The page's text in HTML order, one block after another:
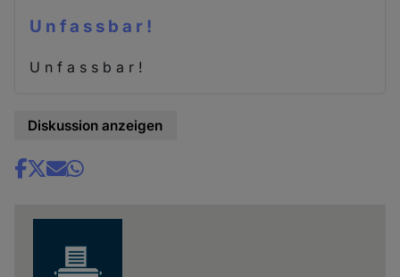
U n f a s s b a r !
U n f a s s b a r !
Diskussion anzeigen
Share